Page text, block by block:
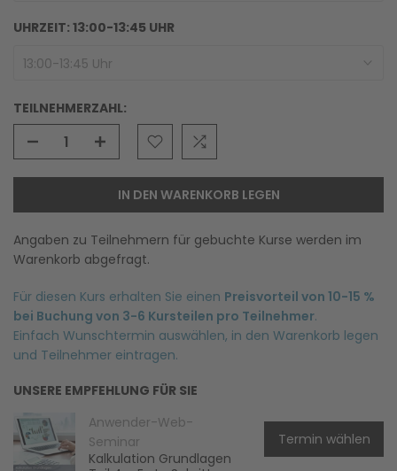
UHRZEIT: 13:00-13:45 UHR
13:00-13:45 Uhr
TEILNEHMERZAHL:
IN DEN WARENKORB LEGEN
Angaben zu Teilnehmern für gebuchte Kurse werden im
Warenkorb abgefragt.
Für diesen Kurs erhalten Sie einen Preisvorteil von 10-15 %
bei Buchung von 3-6 Kursteilen pro Teilnehmer.
Einfach Wunschtermin auswählen, in den Warenkorb legen
und Teilnehmer eintragen.
UNSERE EMPFEHLUNG FÜR SIE
Anwender-Web-
Seminar
Kalkulation Grundlagen
Termin wählen